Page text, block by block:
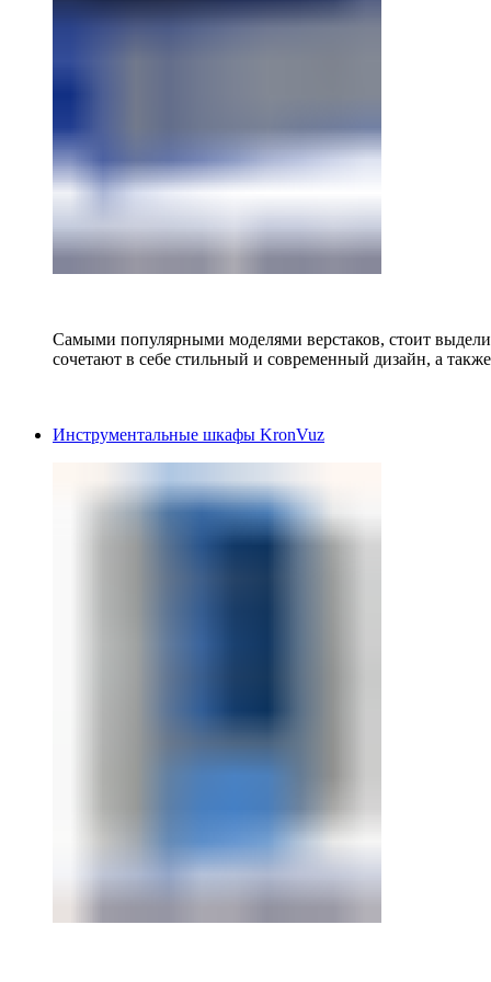
Самыми популярными моделями верстаков, стоит
сочетают в себе стильный и современный дизайн, а
Инструментальные шкафы KronVuz